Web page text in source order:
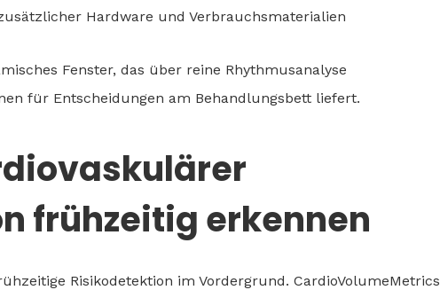
Hardware und Verbrauchsmaterialien
Fenster, das über reine Rhythmusanalyse
für Entscheidungen am Behandlungsbett liefert.
frühzeitig erkennen
Risikodetektion im Vordergrund. CardioVolumeMetrics